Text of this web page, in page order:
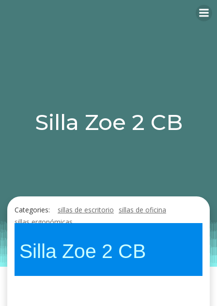
Silla Zoe 2 CB
Categories: sillas de escritorio
sillas de oficina
sillas ergonómicas
Silla Zoe 2 CB